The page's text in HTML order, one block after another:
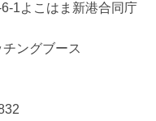
1よこはま新港合同庁
ングブース